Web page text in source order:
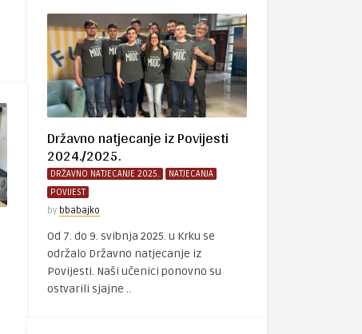
Državno natjecanje iz Povijesti
2024./2025.
DRŽAVNO NATJECANJE 2025.
NATJECANJA
POVIJEST
by bbabajko
Od 7. do 9. svibnja 2025. u Krku se
održalo Državno natjecanje iz
Povijesti. Naši učenici ponovno su
ostvarili sjajne ..